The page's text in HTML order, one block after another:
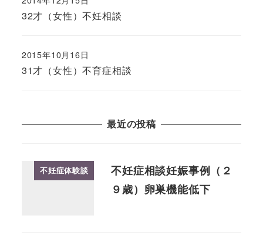
32才（女性）不妊相談
31才（女性）不育症相談
2015年10月16日
最近の投稿
不妊症体験談
不妊症相談妊娠事例（２
９歳）卵巣機能低下